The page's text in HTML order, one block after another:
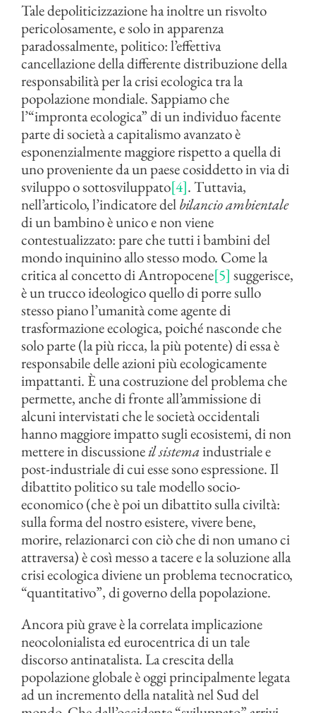
Tale depoliticizzazione ha inoltre un risvolto
pericolosamente, e solo in apparenza
paradossalmente, politico: l’effettiva
cancellazione della differente distribuzione della
responsabilità per la crisi ecologica tra la
popolazione mondiale. Sappiamo che
l’“impronta ecologica” di un individuo facente
parte di società a capitalismo avanzato è
esponenzialmente maggiore rispetto a quella di
uno proveniente da un paese cosiddetto in via di
sviluppo o sottosviluppato[4]. Tuttavia,
nell’articolo, l’indicatore delbilancio ambientale
di un bambino è unico e non viene
contestualizzato: pare che tutti i bambini del
mondo inquinino allo stesso modo. Come la
critica al concetto di Antropocene[5] suggerisce,
è un trucco ideologico quello di porre sullo
stesso piano l’umanità come agente di
trasformazione ecologica, poiché nasconde che
solo parte (la più ricca, la più potente) di essa è
responsabile delle azioni più ecologicamente
impattanti. È una costruzione del problema che
permette, anche di fronte all’ammissione di
alcuni intervistati che le società occidentali
hanno maggiore impatto sugli ecosistemi, di non
mettere in discussioneil sistemaindustriale e
post-industriale di cui esse sono espressione. Il
dibattito politico su tale modello socio-
economico (che è poi un dibattito sulla civiltà:
sulla forma del nostro esistere, vivere bene,
morire, relazionarci con ciò che di non umano ci
attraversa) è così messo a tacere e la soluzione alla
crisi ecologica diviene un problema tecnocratico,
“quantitativo”, di governo della popolazione.
Ancora più grave è la correlata implicazione
neocolonialista ed eurocentrica di un tale
discorso antinatalista. La crescita della
popolazione globale è oggi principalmente legata
ad un incremento della natalità nel Sud del